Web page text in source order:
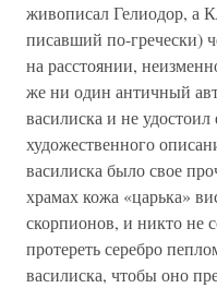
живописал Гелиодор, а
писавший по-гречески)
на расстоянии,
же ни один античный
василиска и не
художественного
василиска было свое
храмах кожа «царька»
скорпионов, и никто не
протереть серебро
василиска, чтобы оно